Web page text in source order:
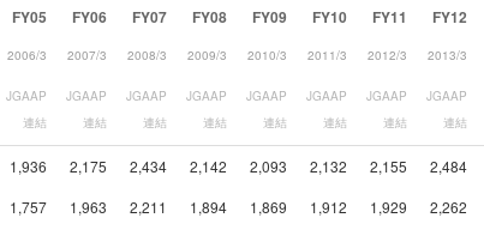
FY05 FY06 FY07 FY08 FY09 FY10 FY11 FY12
2006/3 2007/3 2008/3 2009/3 2010/3 2011/3 2012/3 2013/3
JGAAP
連結
JGAAP
連結
JGAAP
連結
JGAAP
連結
JGAAP
連結
JGAAP
連結
JGAAP
連結
JGAAP
連結
1,936 2,175 2,434 2,142 2,093 2,132 2,155 2,484
1,757 1,963 2,211 1,894 1,869 1,912 1,929 2,262